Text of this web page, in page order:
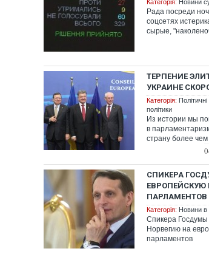
Категорія: Новини
Рада посреди
соцсетях
сырые,
ТЕРПЕНИЕ
УКРАИНЕ
Категорія:
політики
Из истории мы
в
страну более
СПИКЕРА
ЕВРОПЕЙСКУЮ
ПАРЛАМЕНТОВ
Категорія: Новини в
Спикера
Норвегию на
парламентов